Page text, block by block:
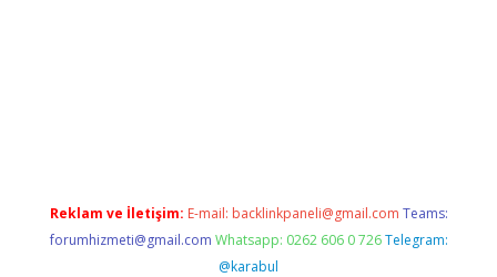
Reklam ve İletişim: E-mail: backlinkpaneli@gmail.com Teams:
forumhizmeti@gmail.com Whatsapp: 0262 606 0 726 Telegram:
@karabul